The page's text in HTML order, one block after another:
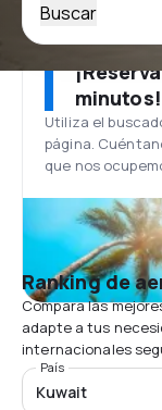
Buscar
minutos!
Utiliza el
página.
que nos
Ranking de
Compara las
adapte a tus
internacionales
País
Kuwait